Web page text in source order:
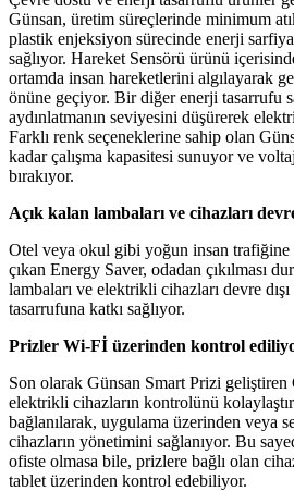
Günsan, üretim süreçlerinde minimum
plastik enjeksiyon sürecinde enerji
sağlıyor. Hareket Sensörü ürünü
ortamda insan hareketlerini algılayarak
önüne geçiyor. Bir diğer enerji tasarrufu
aydınlatmanın seviyesini düşürerek
Farklı renk seçeneklerine sahip olan
kadar çalışma kapasitesi sunuyor ve
bırakıyor.
Açık kalan lambaları ve cihazları
Otel veya okul gibi yoğun insan trafiğine
çıkan Energy Saver, odadan çıkılması
lambaları ve elektrikli cihazları devre
tasarrufuna katkı sağlıyor.
Prizler Wi-Fİ üzerinden kontrol
Son olarak Günsan Smart Prizi
elektrikli cihazların kontrolünü
bağlanılarak, uygulama üzerinden veya
cihazların yönetimini sağlanıyor. Bu
ofiste olmasa bile, prizlere bağlı olan
tablet üzerinden kontrol edebiliyor.